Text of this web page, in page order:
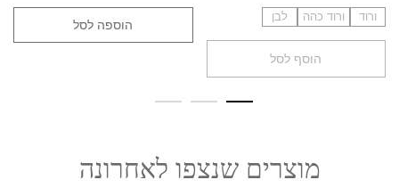
ורוד ורוד כהה לבן
הוסף לסל
הוספה לסל
מוצרים שנצפו לאחרונה